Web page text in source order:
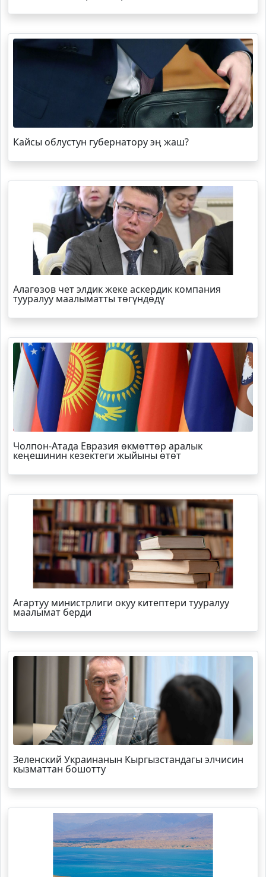
Кайсы облустун губернатору эң жаш?
Алагөзов чет элдик жеке аскердик компания
тууралуу маалыматты төгүндөдү
Чолпон-Атада Евразия өкмөттөр аралык
кеңешинин кезектеги жыйыны өтөт
Агартуу министрлиги окуу китептери тууралуу
маалымат берди
Зеленский Украинанын Кыргызстандагы элчисин
кызматтан бошотту